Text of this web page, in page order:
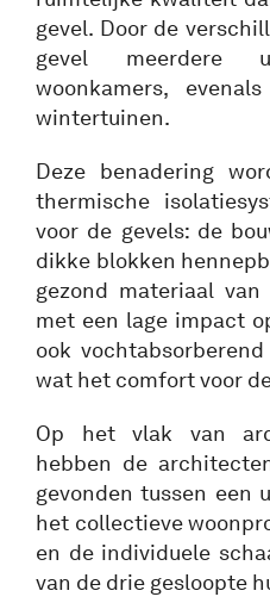
gevel. Door de
gevel meerdere
woonkamers,
wintertuinen.
Deze benadering
thermische
voor de gevels: de
dikke blokken
gezond materiaal
met een lage impact
ook
wat het comfort voor
Op het vlak van
hebben de
gevonden tussen een
het collectieve
en de individuele
van de drie gesloopte